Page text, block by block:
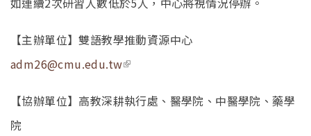
【主辦單位】雙語教學推動資源中心
adm26@cmu.edu.tw(link is external)
【協辦單位】高教深耕執行處、醫學院、中醫學院、藥學
院